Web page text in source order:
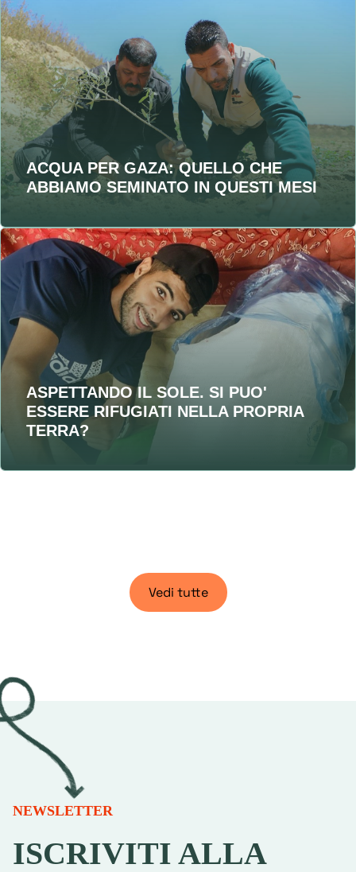
ACQUA PER GAZA: QUELLO CHE
ABBIAMO SEMINATO IN QUESTI MESI
ASPETTANDO IL SOLE. SI PUO'
ESSERE RIFUGIATI NELLA PROPRIA
TERRA?
Vedi tutte
NEWSLETTER
ISCRIVITI ALLA